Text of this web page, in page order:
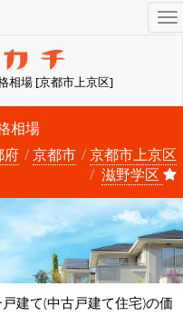
相場 [京都市上京区]
相場
府 京都市
京都市上京区
滋野学区
建て(中古戸建て住宅)の価